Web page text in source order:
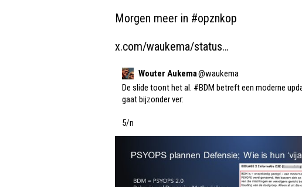
Morgen meer in #opznkop
x.com/waukema/status…
Wouter Aukema@waukema
De slide toont het al. #BDM betreft een moderne
gaat bijzonder ver:
5/n